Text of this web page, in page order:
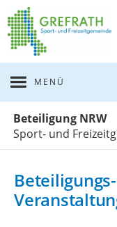
MENÜ
Beteiligung NRW
Sport- und